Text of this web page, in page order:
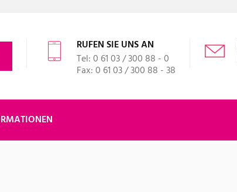
RUFEN SIE UNS AN
Tel: 0 61 03 / 300 88 - 0
Fax: 0 61 03 / 300 88 - 38